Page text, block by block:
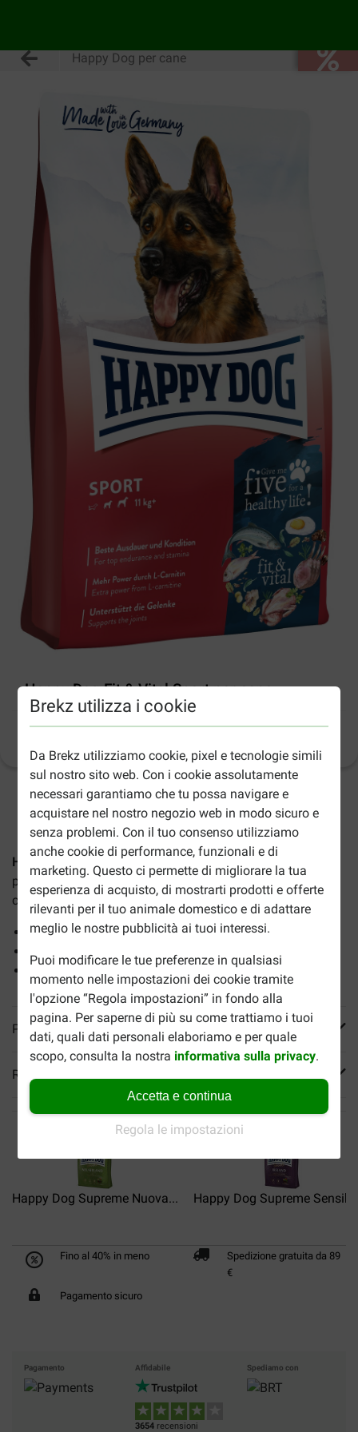
Brekz utilizza i cookie
Da Brekz utilizziamo cookie, pixel e tecnologie simili
sul nostro sito web. Con i cookie assolutamente
necessari garantiamo che tu possa navigare e
acquistare nel nostro negozio web in modo sicuro e
senza problemi. Con il tuo consenso utilizziamo
anche cookie di performance, funzionali e di
marketing. Questo ci permette di migliorare la tua
esperienza di acquisto, di mostrarti prodotti e offerte
rilevanti per il tuo animale domestico e di adattare
meglio le nostre pubblicità ai tuoi interessi.
Puoi modificare le tue preferenze in qualsiasi
momento nelle impostazioni dei cookie tramite
l'opzione “Regola impostazioni” in fondo alla
pagina. Per saperne di più su come trattiamo i tuoi
dati, quali dati personali elaboriamo e per quale
scopo, consulta la nostra informativa sulla privacy.
Accetta e continua
Regola le impostazioni
Happy Dog per cane
Happy Dog Fit & Vital Sport per cane
2-5gg lavorativi stimati per la consegna salvo altre indicazioni
Happy Dog Fit & Vital Sport per cane
è un alimento secco
progettato appositamente per lo sport e per cani da lavoro,
così come i cani in gravidanza e allattamento.
Sostiene muscoli e articolazioni
Con 5 diverse proteine
Sostiene la salute di pelle e pelo
Più informazioni
Reviews
Happy Dog Supreme Nuova... Happy Dog Supreme
Fino al 40% in meno
Spedizione gratuita da 89
€
Pagamento sicuro
Pagamento Affidabile
3654 recensioni
Spediamo con